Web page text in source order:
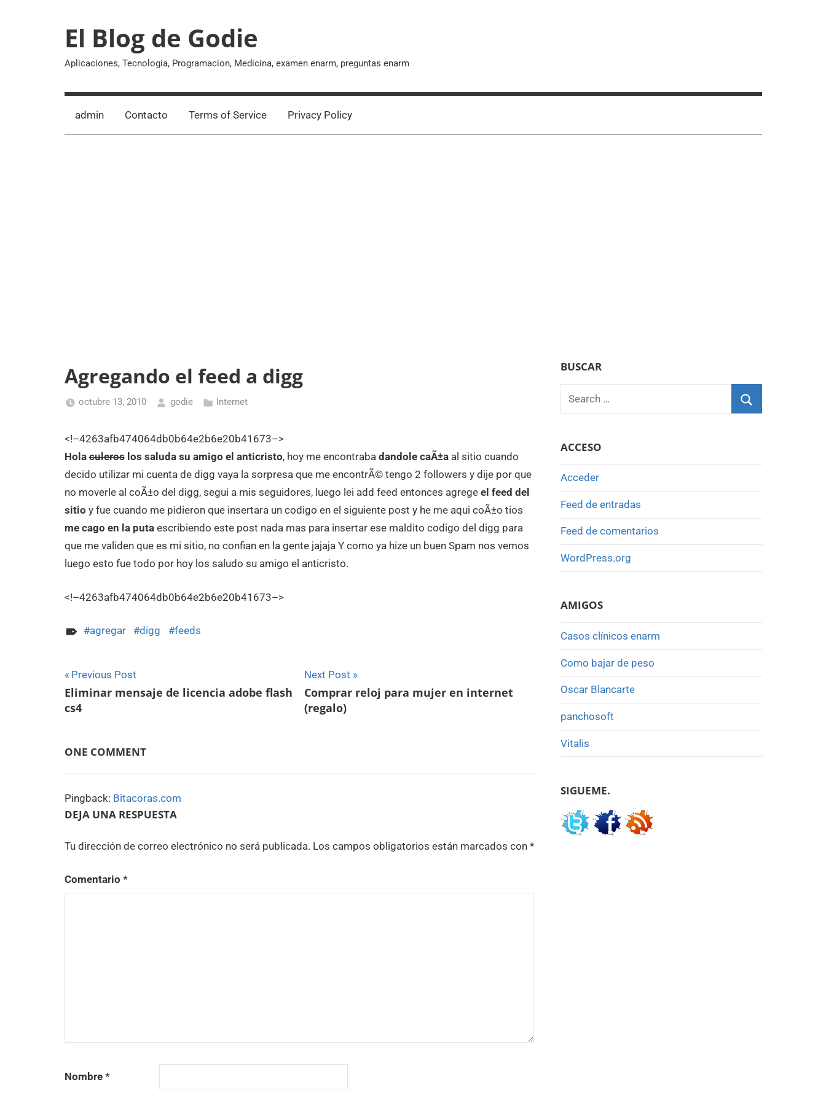
El Blog de Godie
Aplicaciones, Tecnologia, Programacion, Medicina, examen enarm, preguntas enarm
admin Contacto Terms of Service Privacy Policy
Agregando el feed a digg
octubre 13, 2010 godie Internet
<!–4263afb474064db0b64e2b6e20b41673–>
Holaculeroslos saluda su amigo el anticristo, hoy me encontraba dandole caÃ±aal sitio cuando
decido utilizar mi cuenta de digg vaya la sorpresa que me encontrÃ© tengo 2 followers y dije por que
no moverle al coÃ±o del digg, segui a mis seguidores, luego lei add feed entonces agrege el feed del
sitio y fue cuando me pidieron que insertara un codigo en el siguiente post y he me aqui coÃ±o tios
me cago en la putaescribiendo este post nada mas para insertar ese maldito codigo del digg para
que me validen que es mi sitio, no confian en la gente jajaja Y como ya hize un buen Spam nos vemos
luego esto fue todo por hoy los saludo su amigo el anticristo.
<!–4263afb474064db0b64e2b6e20b41673–>
agregar digg feeds
Navegación
de
Previous Post
Eliminar mensaje de licencia adobe flash
cs4
Next Post
Comprar reloj para mujer en internet
(regalo)
ONE COMMENT
Pingback: Bitacoras.com
DEJA UNA RESPUESTA
Tu dirección de correo electrónico no será publicada. Los campos obligatorios están marcados con *
Comentario *
Nombre *
BUSCAR
Search
for:
ACCESO
Acceder
Feed de entradas
Feed de comentarios
WordPress.org
AMIGOS
Casos clínicos enarm
Como bajar de peso
Oscar Blancarte
panchosoft
Vitalis
SIGUEME.